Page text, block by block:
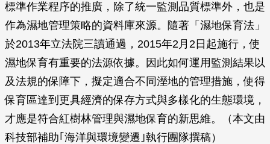
標準作業程序的推廣，除了統一監測品質標準外，也是
作為濕地管理策略的資料庫來源。隨著「濕地保育法」
於2013年立法院三讀通過，2015年2月2日起施行，使
濕地保育有重要的法源依據。因此如何運用監測結果以
及法規的保障下，擬定適合不同溼地的管理措施，使得
保育區達到更具經濟的保存方式與多樣化的生態環境，
才應是符合紅樹林管理與濕地保育的新思維。（本文由
科技部補助｢海洋與環境變遷｣執行團隊撰稿）